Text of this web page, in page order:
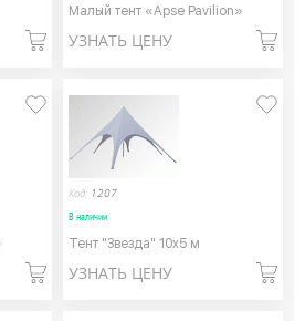
Малый тент «Apse Pavilion»
УЗНАТЬ ЦЕНУ
Код: 1207
В наличии
Тент "Звезда" 10х5 м
УЗНАТЬ ЦЕНУ